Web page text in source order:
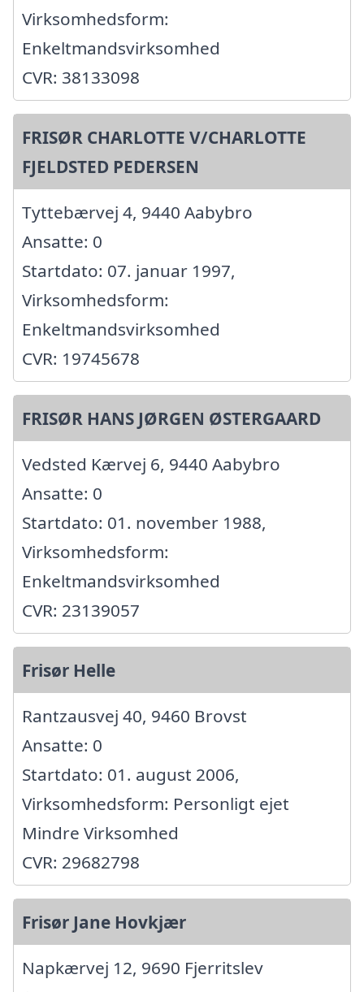
Virksomhedsform:
Enkeltmandsvirksomhed
CVR: 38133098
FRISØR CHARLOTTE V/CHARLOTTE
FJELDSTED PEDERSEN
Tyttebærvej 4, 9440 Aabybro
Ansatte: 0
Startdato: 07. januar 1997,
Virksomhedsform:
Enkeltmandsvirksomhed
CVR: 19745678
FRISØR HANS JØRGEN ØSTERGAARD
Vedsted Kærvej 6, 9440 Aabybro
Ansatte: 0
Startdato: 01. november 1988,
Virksomhedsform:
Enkeltmandsvirksomhed
CVR: 23139057
Frisør Helle
Rantzausvej 40, 9460 Brovst
Ansatte: 0
Startdato: 01. august 2006,
Virksomhedsform: Personligt ejet
Mindre Virksomhed
CVR: 29682798
Frisør Jane Hovkjær
Napkærvej 12, 9690 Fjerritslev